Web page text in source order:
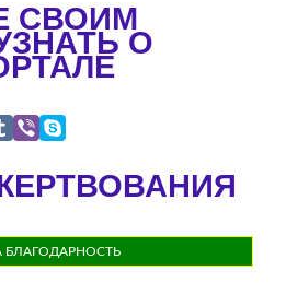
СВОИМ
О
БЛАГОДАРНОСТЬ